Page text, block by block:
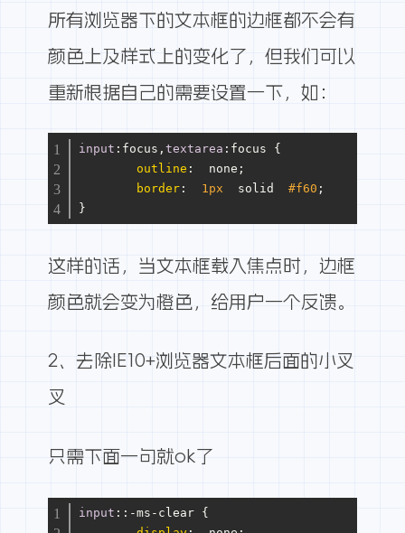
所有浏览器下的文本框的边框都不会有
颜色上及样式上的变化了，但我们可以
重新根据自己的需要设置一下，如：
input :focus ,textarea :focus {
outline :  none;
border : 1px solid #f60 ;
}
这样的话，当文本框载入焦点时，边框
颜色就会变为橙色，给用户一个反馈。
2、去除IE10+浏览器文本框后面的小叉
叉
只需下面一句就ok了
input ::-ms-clear {